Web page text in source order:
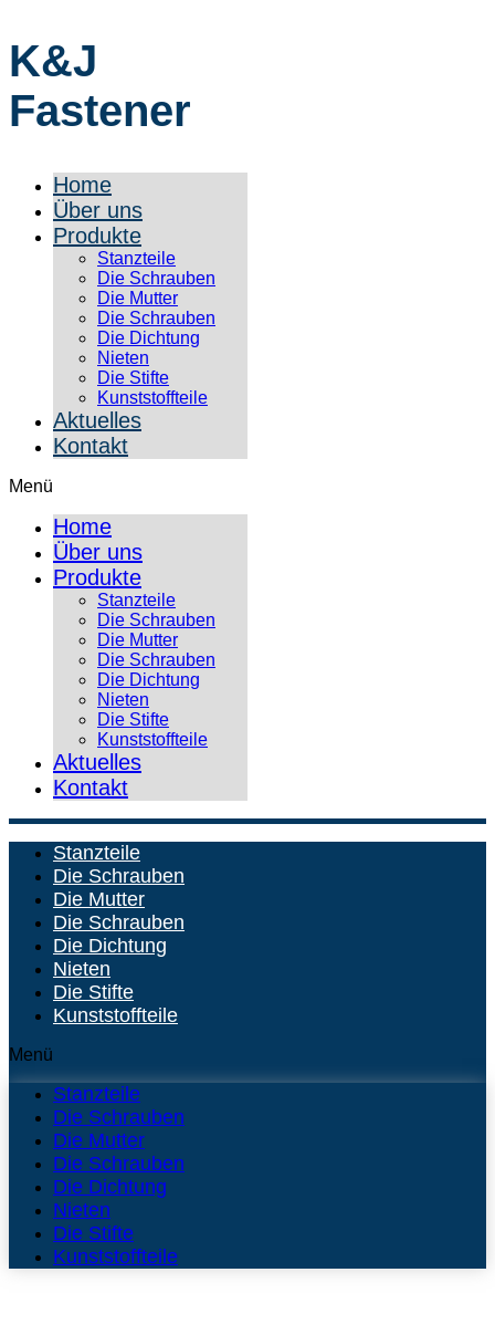
K&J
Fastener
Home
Über uns
Produkte
Stanzteile
Die Schrauben
Die Mutter
Die Schrauben
Die Dichtung
Nieten
Die Stifte
Kunststoffteile
Aktuelles
Kontakt
Menü
Home
Über uns
Produkte
Stanzteile
Die Schrauben
Die Mutter
Die Schrauben
Die Dichtung
Nieten
Die Stifte
Kunststoffteile
Aktuelles
Kontakt
Stanzteile
Die Schrauben
Die Mutter
Die Schrauben
Die Dichtung
Nieten
Die Stifte
Kunststoffteile
Menü
Stanzteile
Die Schrauben
Die Mutter
Die Schrauben
Die Dichtung
Nieten
Die Stifte
Kunststoffteile